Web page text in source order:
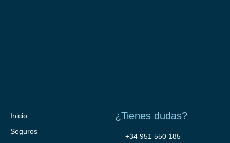
Inicio
Seguros
¿Tienes dudas?
+34 951 550 185